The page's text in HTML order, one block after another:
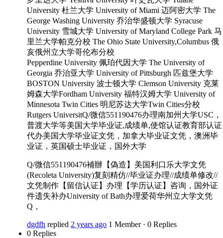
University 杜兰大学 University of Miami 迈阿密大学 The
George Washing University 乔治华盛顿大学 Syracuse
University 雪城大学 University of Maryland College Park 马
里兰大学帕克分校 The Ohio State University,Columbus 俄
亥俄州立大学哥伦布分校
Pepperdine University 佩珀代因大学 The University of
Georgia 乔治亚大学 University of Pittsburgh 匹兹堡大学
BOSTON University 波士顿大学 Clemson University 克莱
姆森大学Fordham University 福特汉姆大学 University of
Minnesota Twin Cities 明尼苏达大学Twin Cities分校
Rutgers UniversitQ/微信551190476办理南加州大学USC，
普渡大学等美国大学毕业证,成绩单,使馆认证教育部认证
代办美国大学毕业证文凭，加拿大毕业证文凭，澳洲毕
业证，英国硕士毕业证，国外大学
Q/微信551190476補辦【偽造】美国利口乐大学文凭
(Recoleta University)复刻精仿//毕业证办理//成绩单修改//
文凭制作【留信认证】办理【学历认证】咨询，国外证
件遗失补办University of Bath办理爱荷华州立大学文凭
Q，
dgdfh replied 2 years ago 1 Member · 0 Replies
0 Replies